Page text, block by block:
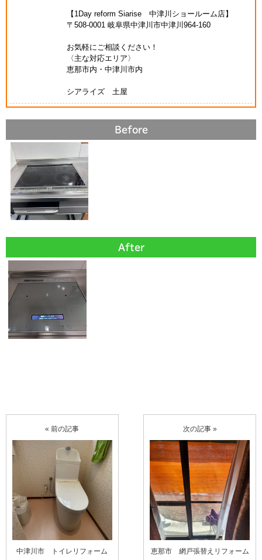
【1Day reform Siarise 中津川ショールーム店】
〒508-0001 岐阜県中津川市中津川964-160
お気軽にご相談ください！
〈主な対応エリア〉
恵那市内・中津川市内
シアライズ 土屋
Before
After
« 前の記事
中津川市 トイレリフォーム
次の記事 »
恵那市 網戸張替えリフォーム